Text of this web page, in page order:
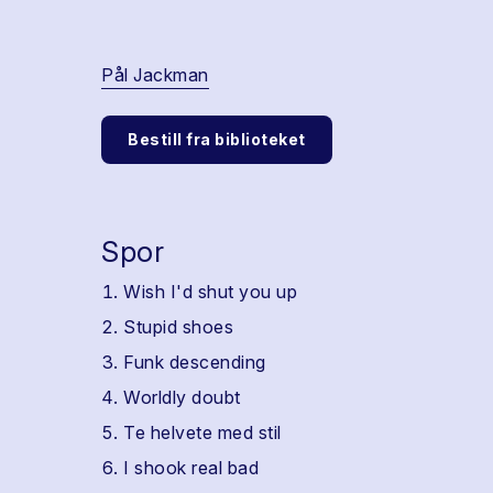
Pål Jackman
Bestill fra biblioteket
Spor
Wish I'd shut you up
Stupid shoes
Funk descending
Worldly doubt
Te helvete med stil
I shook real bad